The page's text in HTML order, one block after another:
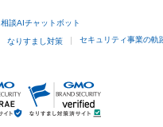
談AIチャットボット
なりすまし対策 セキュリティ事業の軌